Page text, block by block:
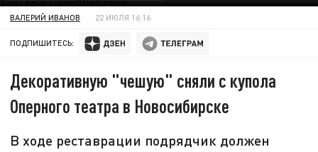
ВАЛЕРИЙ ИВАНОВ 22 ИЮЛЯ 16:16
ПОДПИШИТЕСЬ:
Декоративную "чешую" сняли с купола
Оперного театра в Новосибирске
В ходе реставрации подрядчик должен